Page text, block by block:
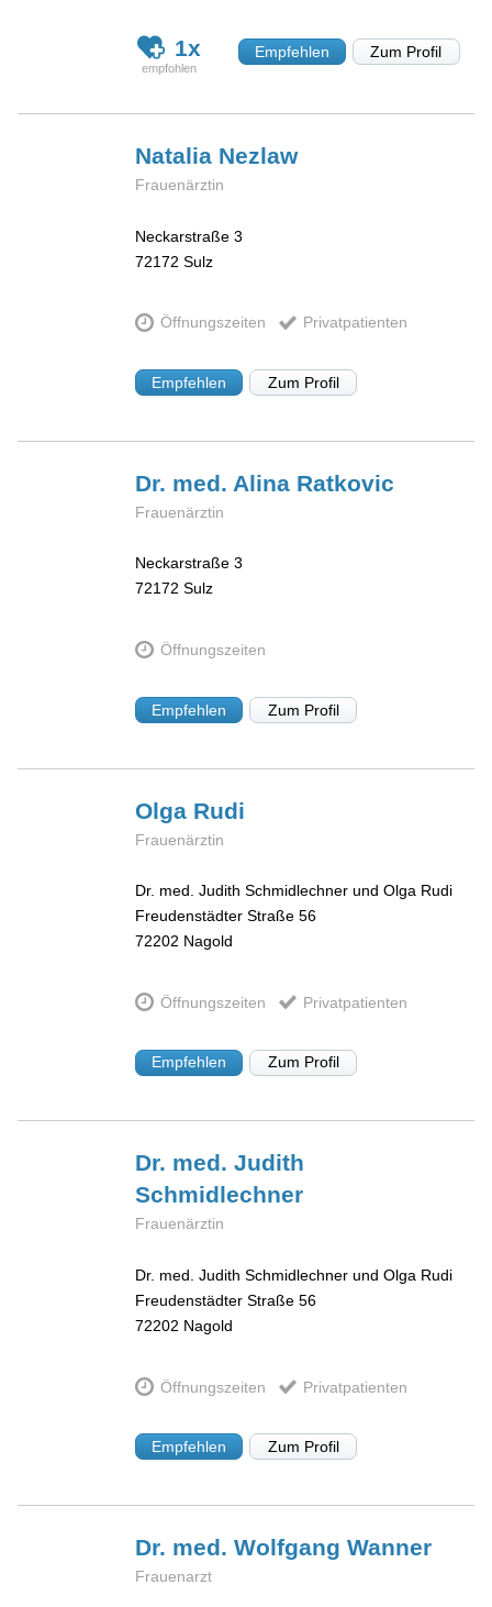
1x Empfehlen Zum Profil
Natalia Nezlaw
Frauenärztin
Neckarstraße 3
72172 Sulz
Öffnungszeiten Privatpatienten
Empfehlen Zum Profil
Dr. med. Alina Ratkovic
Frauenärztin
Neckarstraße 3
72172 Sulz
Öffnungszeiten
Empfehlen Zum Profil
Olga Rudi
Frauenärztin
Dr. med. Judith Schmidlechner und Olga Rudi
Freudenstädter Straße 56
72202 Nagold
Öffnungszeiten Privatpatienten
Empfehlen Zum Profil
Dr. med. Judith
Schmidlechner
Frauenärztin
Dr. med. Judith Schmidlechner und Olga Rudi
Freudenstädter Straße 56
72202 Nagold
Öffnungszeiten Privatpatienten
Empfehlen Zum Profil
Dr. med. WolfgangWanner
Frauenarzt